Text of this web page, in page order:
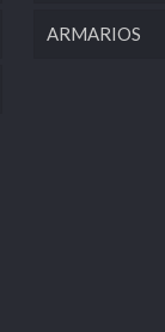
ARMARIOS